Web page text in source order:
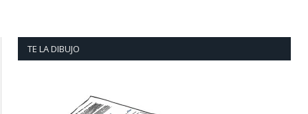
TE LA DIBUJO